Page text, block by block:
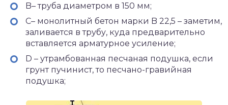
B– труба диаметром в 150 мм;
C– монолитный бетон марки B 22,5 – заметим,
заливается в трубу, куда предварительно
вставляется арматурное усиление;
D – утрамбованная песчаная подушка, если
грунт пучинист, то песчано-гравийная
подушка;